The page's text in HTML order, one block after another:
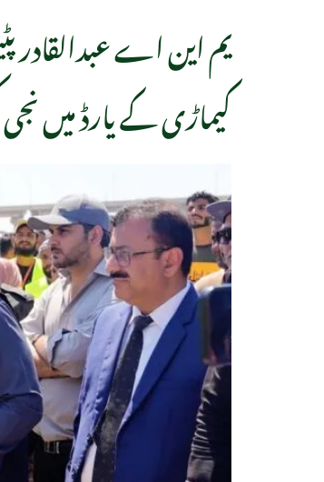
یم این اے عبدالقادر
کیماڑی کے یارڈ میں نجی